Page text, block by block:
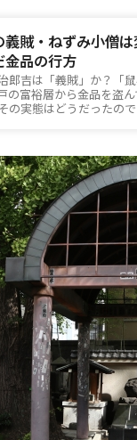
義賊・ねずみ小僧
金品の行方
郎吉は「義賊」か？「
の富裕層から金品を盗
の実態はどうだったの